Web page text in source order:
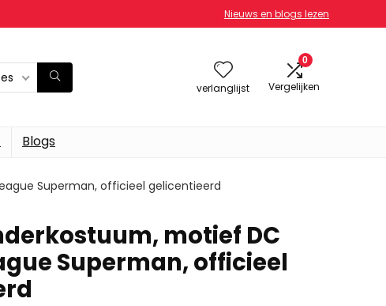
Nieuws en blogs lezen
verlanglijst
0
Vergelijken
Blogs
Superman, officieel gelicentieerd
motief DC
Superman, officieel